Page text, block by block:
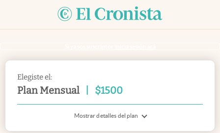
Elegiste el:
Plan Mensual $1500
Mostrar detalles del plan